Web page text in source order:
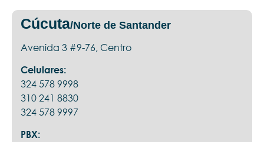
Cúcuta/Norte de Santander
Avenida 3 #9-76, Centro
Celulares:
324 578 9998
310 241 8830
324 578 9997
PBX: